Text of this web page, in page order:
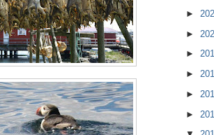
►
►
►
►
►
►